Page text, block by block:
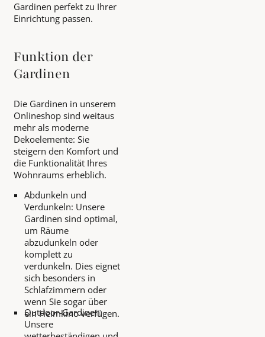
Gardinen perfekt zu Ihrer
Einrichtung passen.
Funktion der
Gardinen
Die Gardinen in unserem
Onlineshop sind weitaus
mehr als moderne
Dekoelemente: Sie
steigern den Komfort und
die Funktionalität Ihres
Wohnraums erheblich.
Abdunkeln und
Verdunkeln: Unsere
Gardinen sind optimal,
um Räume
abzudunkeln oder
komplett zu
verdunkeln. Dies eignet
sich besonders in
Schlafzimmern oder
wenn Sie sogar über
ein Heimkino verfügen.
Outdoor-Gardinen:
Unsere